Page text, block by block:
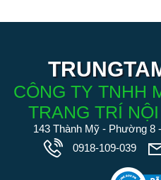
CÔNG TY TNHH
TRANG TRÍ
143 Thành Mỹ - Phường 8
0918-109-039